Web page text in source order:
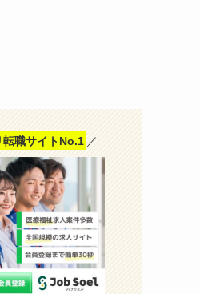
転職サイトNo.1 ／